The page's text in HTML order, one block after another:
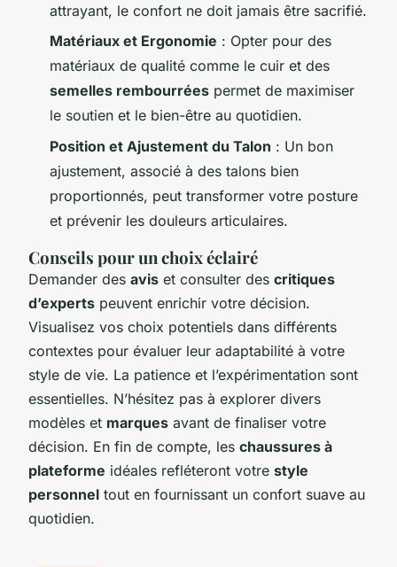
attrayant, le confort ne doit jamais être sacrifié.
Matériaux et Ergonomie : Opter pour des
matériaux de qualité comme le cuir et des
semelles rembourrées permet de maximiser
le soutien et le bien-être au quotidien.
Position et Ajustement du Talon : Un bon
ajustement, associé à des talons bien
proportionnés, peut transformer votre posture
et prévenir les douleurs articulaires.
Conseils pour un choix éclairé
Demander des avis et consulter des critiques
d’experts peuvent enrichir votre décision.
Visualisez vos choix potentiels dans différents
contextes pour évaluer leur adaptabilité à votre
style de vie. La patience et l’expérimentation sont
essentielles. N’hésitez pas à explorer divers
modèles et marques avant de finaliser votre
décision. En fin de compte, les chaussures à
plateforme idéales refléteront votre style
personnel tout en fournissant un confort suave au
quotidien.